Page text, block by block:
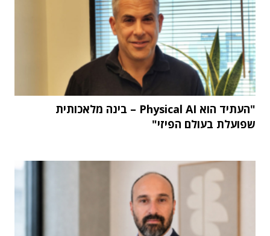
"העתיד הוא Physical AI – בינה מלאכותית
שפועלת בעולם הפיזי"